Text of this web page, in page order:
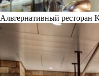
Альтернативный ресторан